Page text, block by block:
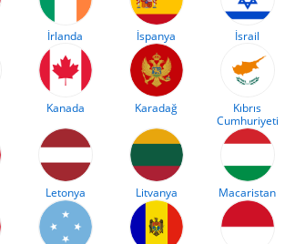
İrlanda İspanya İsrail
Kanada Karadağ
Kıbrıs
Cumhuriyeti
Letonya Litvanya Macaristan